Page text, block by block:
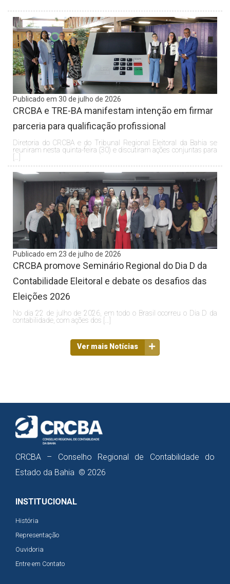
Publicado em 30 de julho de 2026
CRCBA e TRE-BA manifestam intenção em firmar
parceria para qualificação profissional
Diretoria do CRCBA e do Tribunal Regional Eleitoral da Bahia se
reuniram nesta quinta-feira (30) e discutiram ações conjuntas para
Publicado em 23 de julho de 2026
CRCBA promove Seminário Regional do Dia D da
Contabilidade Eleitoral e debate os desafios das
Eleições 2026
No dia 22 de julho de 2026, em todo o Brasil ocorreu o Dia D da
contabilidade, com ações dos […]
Ver mais Notícias
CRCBA – Conselho Regional de Contabilidade do
Estado da Bahia © 2026
INSTITUCIONAL
História
Representação
Ouvidoria
Entre em Contato